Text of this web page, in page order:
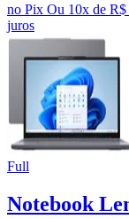
no Pix Ou 10x de R$
juros
Full
Notebook